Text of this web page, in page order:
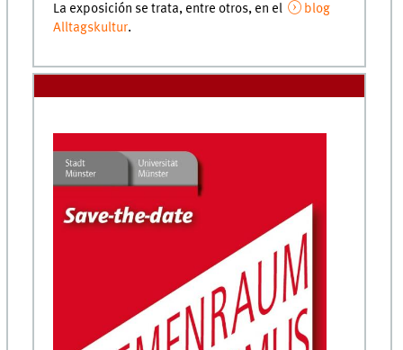
La exposición se trata, entre otros, en el
blog
Alltagskultur.